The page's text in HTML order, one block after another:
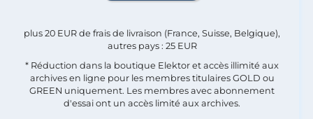
plus 20 EUR de frais de livraison (France, Suisse, Belgique),
autres pays : 25 EUR
* Réduction dans la boutique Elektor et accès illimité aux
archives en ligne pour les membres titulaires GOLD ou
GREEN uniquement. Les membres avec abonnement
d'essai ont un accès limité aux archives.